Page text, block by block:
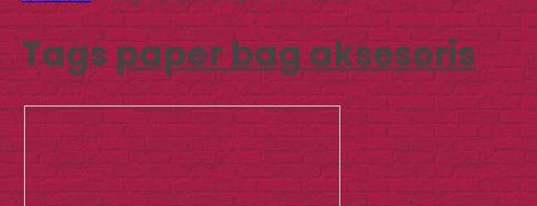
Tagspaper bag aksesoris